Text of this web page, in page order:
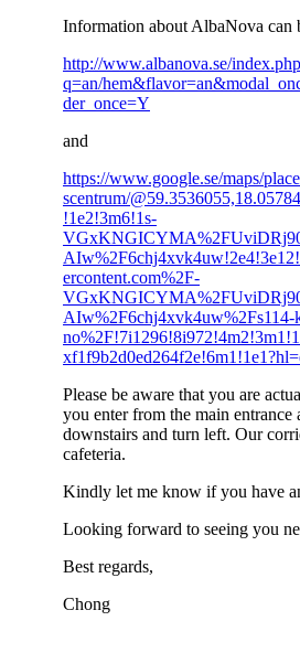
Information about AlbaNova can
http://www.albanova.se/
q=an/
der_once=Y
and
https://www.google.se/maps/
scentrum/
!1e2!3m6!1s-
ercontent.com%2F-
AIw%2F6chj4xvk4uw%2Fs114-
Please be aware that you are
you enter from the main
downstairs and turn left. Our
cafeteria.
Kindly let me know if you have
Looking forward to seeing you
Best regards,
Chong